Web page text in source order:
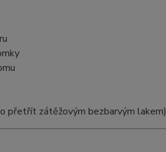
přetřít zátěžovým bezbarvým lakem)